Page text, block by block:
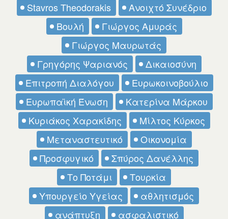
Stavros Theodorakis
Ανοιχτό Συνέδριο
Βουλή
Γιώργος Αμυράς
Γιώργος Μαυρωτάς
Γρηγόρης Ψαριανός
Δικαιοσύνη
Επιτροπή Διαλόγου
Ευρωκοινοβούλιο
Ευρωπαϊκή Ένωση
Κατερίνα Μάρκου
Κυριάκος Χαρακίδης
Μίλτος Κύρκος
Μεταναστευτικό
Οικονομία
Προσφυγικό
Σπύρος Δανέλλης
Το Ποτάμι
Τουρκία
Υπουργείο Υγείας
αθλητισμός
ανάπτυξη
ασφαλιστικό